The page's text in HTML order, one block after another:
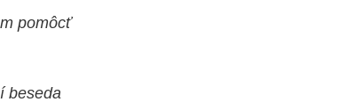
pomôcť
beseda